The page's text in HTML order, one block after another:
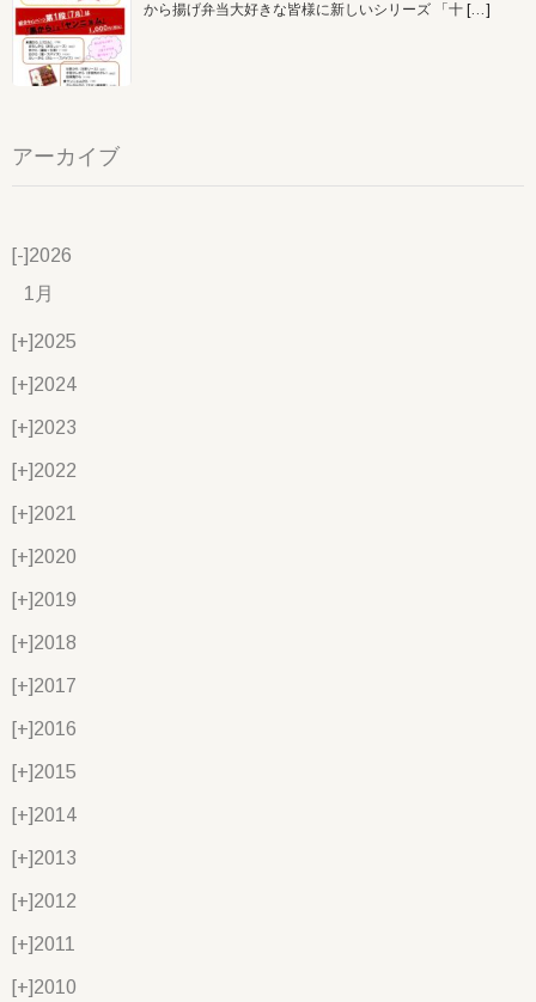
から揚げ弁当大好きな皆様に新しいシリーズ 「十 […]
アーカイブ
[-]2026
1月
[+]2025
[+]2024
[+]2023
[+]2022
[+]2021
[+]2020
[+]2019
[+]2018
[+]2017
[+]2016
[+]2015
[+]2014
[+]2013
[+]2012
[+]2011
[+]2010